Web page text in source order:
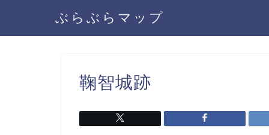
ぶらぶらマップ
鞠智城跡